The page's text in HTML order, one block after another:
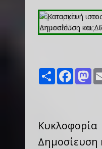
Share
Κυκλοφορία
Δημοσίευση